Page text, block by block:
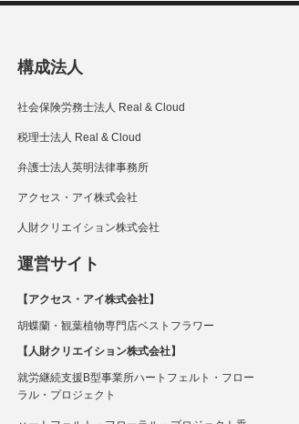
構成法人
社会保険労務士法人 Real & Cloud
税理士法人 Real & Cloud
弁護士法人英明法律事務所
アクセス・アイ株式会社
人財クリエイション株式会社
運営サイト
【アクセス・アイ株式会社】
胡蝶蘭・観葉植物専門店ベストフラワー
【人財クリエイション株式会社】
就労継続支援B型事業所ハートフェルト・フロー
ラル・プロジェクト